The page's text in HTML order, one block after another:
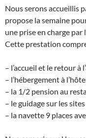
Nous serons accueillis
propose la semaine
une prise en charge
Cette prestation
– l’accueil et le retour à
– l’hébergement à
– la 1/2 pension au
– le guidage sur les
– la navette 9 places